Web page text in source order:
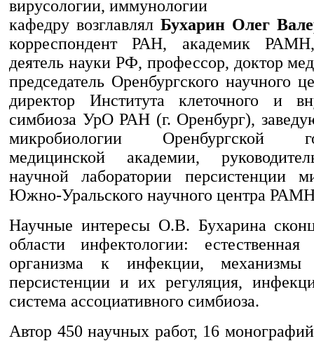
кафедру возглавлял Бухарин Олег
корреспондент РАН, академик
деятель науки РФ, профессор, доктор
председатель Оренбургского научного
директор Инсти­тута клеточного и
симбиоза УрО РАН (г. Оренбург),
микробиологии Оренбургской
медицинской акаде­мии,
научной лаборатории персистенции
Южно-Уральского научного центра
Научные интересы О.В. Бухарина
области инфектологии: естественная
организма к инфекции, механизмы
персистенции и их регуляция,
система ассоциативного симбиоза.
Автор 450 научных работ, 16